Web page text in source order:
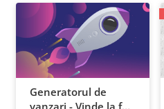
Generatorul de